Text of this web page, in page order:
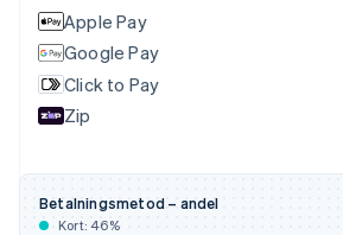
Apple Pay
Google Pay
Click to Pay
Zip
Betalningsmetod – andel
Kort:46%
Förenade Arabemiraten
English
Gibraltar
English
Grekland
Hongkong SAR, Kina
English简体中文
Indien